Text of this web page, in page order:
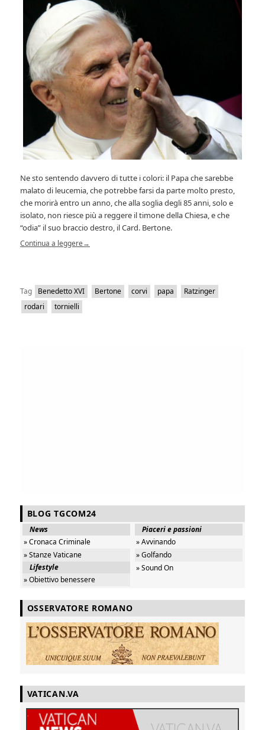
Ne sto sentendo davvero di tutte i colori: il Papa che sarebbe
malato di leucemia, che potrebbe farsi da parte molto presto,
che morirà entro un anno, che alla soglia degli 85 anni, solo e
isolato, non riesce più a reggere il timone della Chiesa, e che
“odia” il suo braccio destro, il Card. Bertone.
Continua a leggere→
Tag Benedetto XVI Bertone corvi papa
Ratzinger
rodari
tornielli
BLOG TGCOM24
News
» Cronaca Criminale
» Stanze Vaticane
Lifestyle
» Obiettivo benessere
Piaceri e passioni
» Avvinando
» Golfando
» Sound On
OSSERVATORE ROMANO
VATICAN.VA